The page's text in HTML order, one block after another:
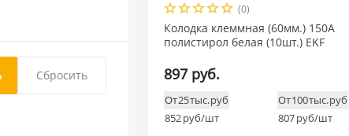
(0)
Колодка клеммная (60мм.) 150А
полистирол белая (10шт.) EKF
897 руб.
От 25 тыс. руб
852руб/шт
От 100 тыс. руб
807руб/шт